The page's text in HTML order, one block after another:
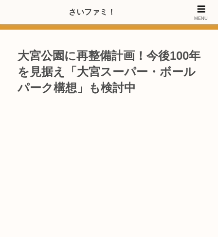
>>【PRのご協力内容更新しました】さいたま市のファミリー世代・20～
大宮公園に再整備計画！今後100年
を見据え「大宮スーパー・ボール
パーク構想」も検討中
さいファミ！
MENU